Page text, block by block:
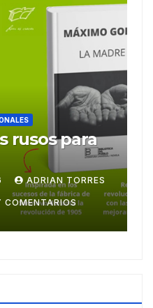
ACONTECER CULTURAL
Ballet Laura
emprende gira
28 DE JULIO DE 2026
RODRÍGUEZ NO HAY